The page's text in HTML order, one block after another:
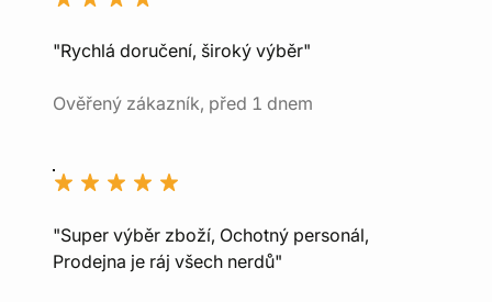
"Rychlá doručení, široký výběr"
Ověřený zákazník, před 1 dnem
"Super výběr zboží, Ochotný personál,
Prodejna je ráj všech nerdů"